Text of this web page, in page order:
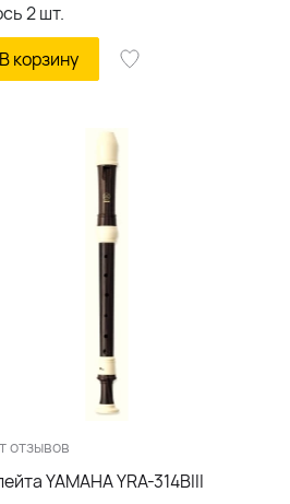
2шт.
В корзину
отзывов
YAMAHA YRA-314BIII